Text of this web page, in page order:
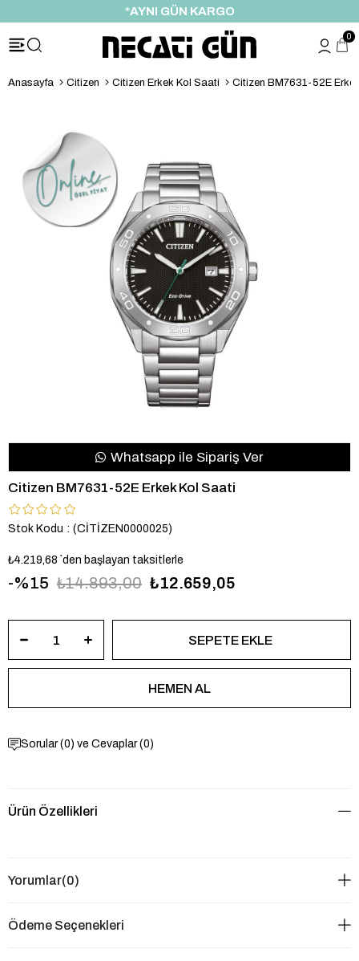
*AYNI GÜN KARGO
0
Anasayfa Citizen Citizen Erkek Kol Saati Citizen BM7631-52E
Whatsapp ile Sipariş Ver
Citizen BM7631-52E Erkek Kol Saati
Stok Kodu (CİTİZEN0000025)
₺4.219,68 `den başlayan taksitlerle
15 ₺14.893,00 ₺12.659,05
Sorular (0) ve Cevaplar (0)
Ürün Özellikleri
Yorumlar(0)
Ödeme Seçenekleri